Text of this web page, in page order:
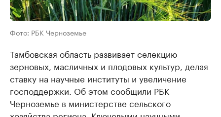
Фото: РБК Черноземье
Тамбовская область развивает селекцию
зерновых, масличных и плодовых культур, делая
ставку на научные институты и увеличение
господдержки. Об этом сообщили РБК
Черноземье в министерстве сельского